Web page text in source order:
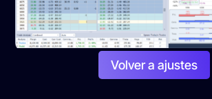
Volver a ajustes